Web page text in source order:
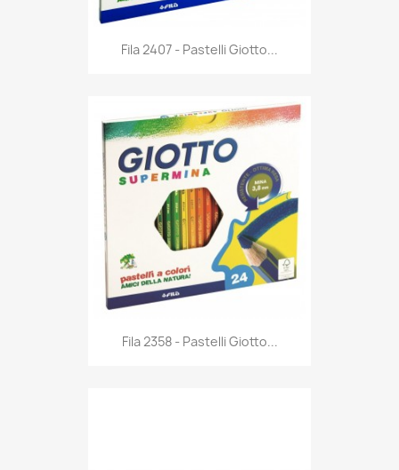
 Anteprima
Fila 2407 - Pastelli Giotto...
Anteprima
Fila 2358 - Pastelli Giotto...